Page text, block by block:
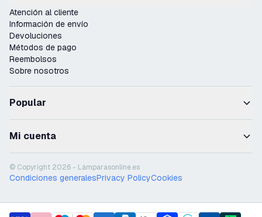
Atención al cliente
Información de envío
Devoluciones
Métodos de pago
Reembolsos
Sobre nosotros
Popular
Mi cuenta
© Copyright 2026 - Lámparasonline.es
Condiciones generalesPrivacy PolicyCookies